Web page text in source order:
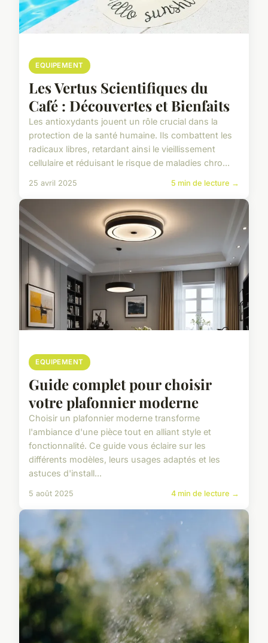
EQUIPEMENT
Les Vertus Scientifiques du
Café : Découvertes et Bienfaits
Les antioxydants jouent un rôle crucial dans la
protection de la santé humaine. Ils combattent les
radicaux libres, retardant ainsi le vieillissement
cellulaire et réduisant le risque de maladies chro...
25 avril 2025 5 min de lecture →
EQUIPEMENT
Guide complet pour choisir
votre plafonnier moderne
Choisir un plafonnier moderne transforme
l'ambiance d'une pièce tout en alliant style et
fonctionnalité. Ce guide vous éclaire sur les
différents modèles, leurs usages adaptés et les
astuces d'install...
5 août 2025 4 min de lecture →